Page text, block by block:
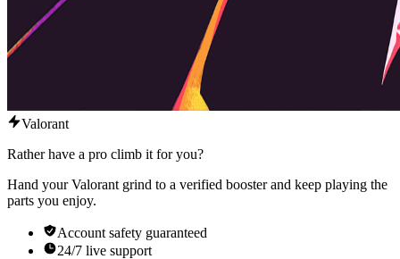
Valorant
Rather have a pro climb it for you?
Hand your Valorant grind to a verified booster and keep playing the
parts you enjoy.
Account safety guaranteed
24/7 live support